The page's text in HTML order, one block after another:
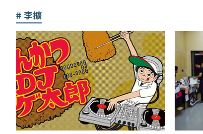
李擴